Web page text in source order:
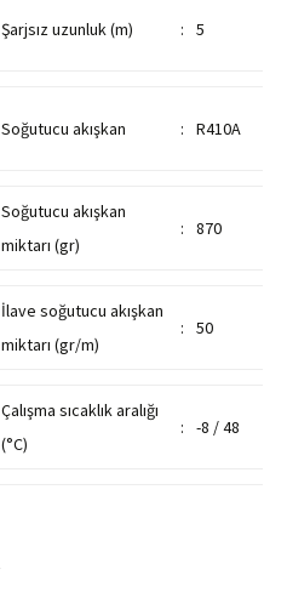
Şarjsız uzunluk (m) : 5
Soğutucu akışkan : R410A
Soğutucu akışkan
miktarı (gr)
: 870
İlave soğutucu akışkan
miktarı (gr/m)
: 50
Çalışma sıcaklık aralığı
(°C)
: -8 / 48